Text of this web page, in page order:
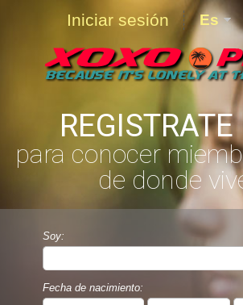
para conocer
de donde
Soy:
Fecha de nacimiento:
Es
Iniciar sesión